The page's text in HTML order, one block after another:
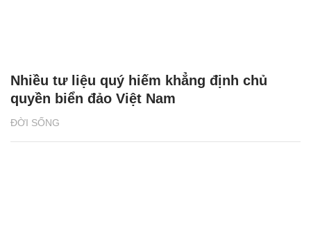
ĐỜI SỐNG
Nhiều tư liệu quý hiếm khẳng định chủ
quyền biển đảo Việt Nam